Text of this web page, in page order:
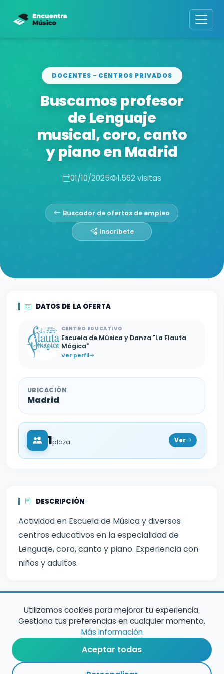
DOCENTES - CENTROS PRIVADOS
Buscamos profesor
de Lenguaje
musical, coro, canto
y piano en Madrid
01/10/2025 1.562 visitas
Buscador de ofertas de empleo
Inscríbete
DATOS DE LA OFERTA
CENTRO EDUCATIVO
Escuela de Música y Danza "La Flauta
Mágica"
Ver perfil
UBICACIÓN
Madrid
1plaza Ver
DESCRIPCIÓN
Actividad en Escuela de Música y diversos
centros educativos en la especialidad de
Lenguaje, coro, canto y piano. Experiencia con
niños y adultos.
Utilizamos cookies para mejorar tu experiencia.
Gestiona tus preferencias en cualquier momento.
Más información
Aceptar todas